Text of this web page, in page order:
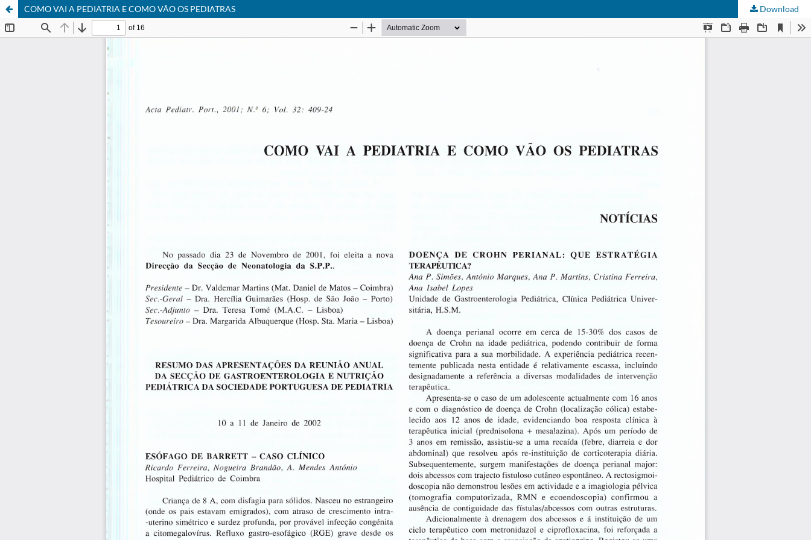
COMO VAI A PEDIATRIA E COMO VÃO OS PEDIATRAS Download